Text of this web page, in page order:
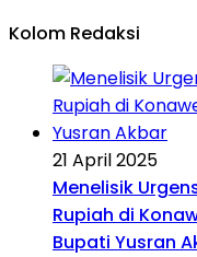
Kolom Redaksi
21 April 2025
Menelisik
Rupiah di
Bupati Yusran